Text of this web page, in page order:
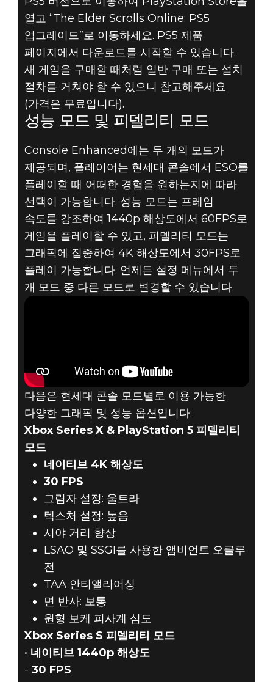
열고 “The Elder Scrolls Online: PS5
업그레이드”로 이동하세요. PS5 제품
페이지에서 다운로드를 시작할 수 있습니다.
새 게임을 구매할 때처럼 일반 구매 또는 설치
절차를 거쳐야 할 수 있으니 참고해주세요
(가격은 무료입니다).
성능 모드 및 피델리티 모드
Console Enhanced에는 두 개의 모드가
제공되며, 플레이어는 현세대 콘솔에서 ESO를
플레이할 때 어떠한 경험을 원하는지에 따라
선택이 가능합니다. 성능 모드는 프레임
속도를 강조하여 1440p 해상도에서 60FPS로
게임을 플레이할 수 있고, 피델리티 모드는
그래픽에 집중하여 4K 해상도에서 30FPS로
플레이 가능합니다. 언제든 설정 메뉴에서 두
개 모드 중 다른 모드로 변경할 수 있습니다.
다음은 현세대 콘솔 모드별로 이용 가능한
다양한 그래픽 및 성능 옵션입니다:
Xbox Series X & PlayStation 5 피델리티
모드
네이티브 4K 해상도
30 FPS
그림자 설정: 울트라
텍스처 설정: 높음
시야 거리 향상
LSAO 및 SSGI를 사용한 앰비언트 오클루
전
TAA 안티앨리어싱
면 반사: 보통
원형 보케 피사계 심도
Xbox Series S 피델리티 모드
• 네이티브 1440p 해상도
- 30 FPS